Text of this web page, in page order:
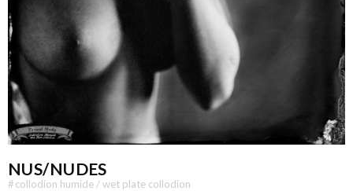
NUS/NUDES
#collodion humide / wet plate collodion